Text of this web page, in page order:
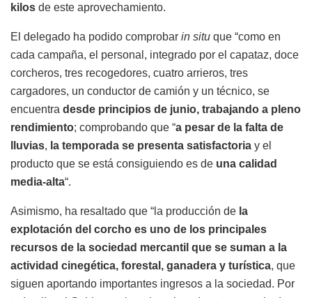
kilos de este aprovechamiento.
El delegado ha podido comprobar in situ que “como en
cada campaña, el personal, integrado por el capataz, doce
corcheros, tres recogedores, cuatro arrieros, tres
cargadores, un conductor de camión y un técnico, se
encuentra desde principios de junio, trabajando a pleno
rendimiento; comprobando que “a pesar de la falta de
lluvias, la temporada se presenta satisfactoria y el
producto que se está consiguiendo es de una calidad
media-alta“.
Asimismo, ha resaltado que “la producción de la
explotación del corcho es uno de los principales
recursos de la sociedad mercantil que se suman a la
actividad cinegética, forestal, ganadera y turística, que
siguen aportando importantes ingresos a la sociedad. Por